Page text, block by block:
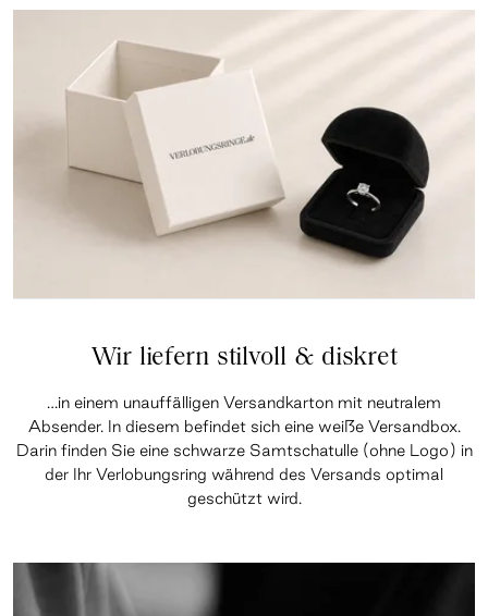
Wir liefern stilvoll & diskret
…in einem unauffälligen Versandkarton mit neutralem
Absender. In diesem befindet sich eine weiße Versandbox.
Darin finden Sie eine schwarze Samtschatulle (ohne Logo) in
der Ihr Verlobungsring während des Versands optimal
geschützt wird.